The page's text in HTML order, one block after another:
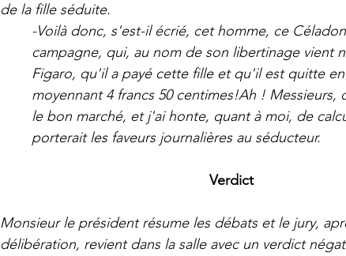
de la fille séduite.
-Voilà donc, s'est-il écrié, cet homme, ce
campagne, qui, au nom de son libertinage vient
Figaro, qu'il a payé cette fille et qu'il est quitte
moyennant 4 francs 50 centimes!Ah ! Messieurs,
le bon marché, et j'ai honte, quant à moi, de
porterait les faveurs journalières au séducteur.
Verdict
Monsieur le président résume les débats et le jury,
délibération, revient dans la salle avec un verdict